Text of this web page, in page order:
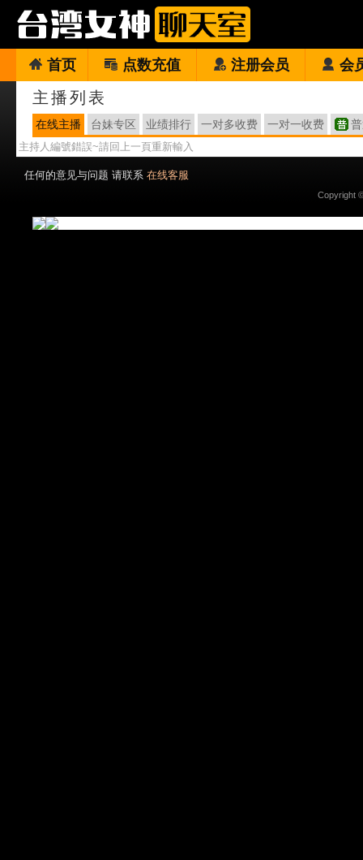
首页 点数充值 注册会员 会
主播列表
在线主播 台妹专区 业绩排行 一对多收费 一对一收费
主持人編號錯誤~請回上一頁重新輸入
任何的意见与问题 请联系 在线客服
Copyright